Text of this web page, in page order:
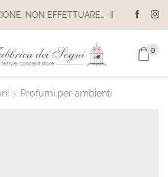
IL SITO È IN MANUTENZIONE. NON EFFETTUARE ACQUISTI. LE SPEDIZIONI SONO SOSPESE
0
Profumi per ambienti